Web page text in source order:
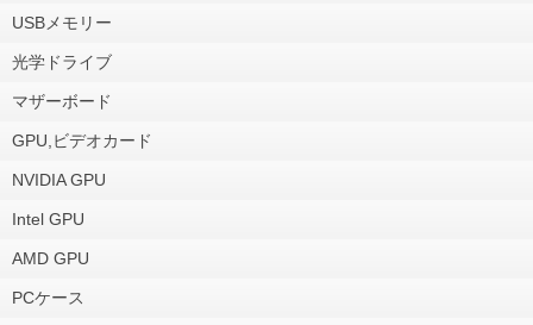
USBメモリー
光学ドライブ
マザーボード
GPU,ビデオカード
NVIDIA GPU
Intel GPU
AMD GPU
PCケース